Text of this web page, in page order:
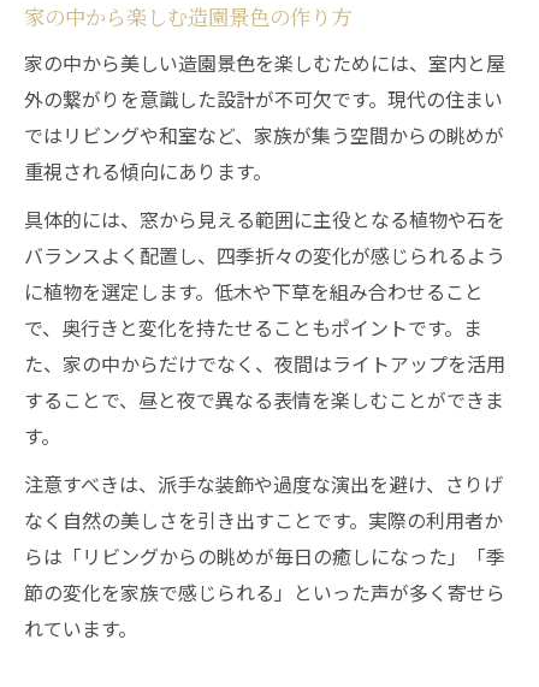
家の中から楽しむ造園景色の作り方
家の中から美しい造園景色を楽しむためには、室内と屋
外の繋がりを意識した設計が不可欠です。現代の住まい
ではリビングや和室など、家族が集う空間からの眺めが
重視される傾向にあります。
具体的には、窓から見える範囲に主役となる植物や石を
バランスよく配置し、四季折々の変化が感じられるよう
に植物を選定します。低木や下草を組み合わせること
で、奥行きと変化を持たせることもポイントです。ま
た、家の中からだけでなく、夜間はライトアップを活用
することで、昼と夜で異なる表情を楽しむことができま
す。
注意すべきは、派手な装飾や過度な演出を避け、さりげ
なく自然の美しさを引き出すことです。実際の利用者か
らは「リビングからの眺めが毎日の癒しになった」「季
節の変化を家族で感じられる」といった声が多く寄せら
れています。